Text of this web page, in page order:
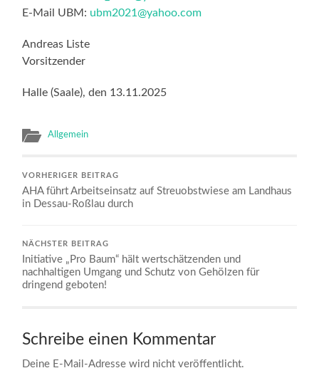
E-Mail UBM: ubm2021@yahoo.com
Andreas Liste
Vorsitzender
Halle (Saale), den 13.11.2025
Allgemein
VORHERIGER BEITRAG
AHA führt Arbeitseinsatz auf Streuobstwiese am Landhaus
in Dessau-Roßlau durch
NÄCHSTER BEITRAG
Initiative „Pro Baum“ hält wertschätzenden und
nachhaltigen Umgang und Schutz von Gehölzen für
dringend geboten!
Schreibe einen Kommentar
Deine E-Mail-Adresse wird nicht veröffentlicht.